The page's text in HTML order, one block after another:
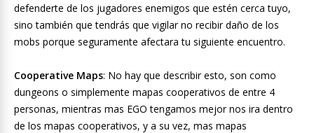
defenderte de los jugadores enemigos que estén cerca tuyo,
sino también que tendrás que vigilar no recibir daño de los
mobs porque seguramente afectara tu siguiente encuentro.
Cooperative Maps: No hay que describir esto, son como
dungeons o simplemente mapas cooperativos de entre 4
personas, mientras mas EGO tengamos mejor nos ira dentro
de los mapas cooperativos, y a su vez, mas mapas